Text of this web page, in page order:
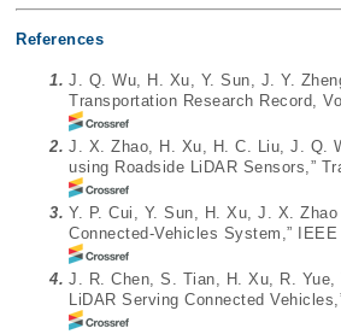
References
1. J. Q. Wu, H. Xu, Y. Sun, J. Y.
Transportation Research Record,
2. J. X. Zhao, H. Xu, H. C. Liu, J. Q.
using Roadside LiDAR Sensors,”
3. Y. P. Cui, Y. Sun, H. Xu, J. X.
Connected-Vehicles System,”
4. J. R. Chen, S. Tian, H. Xu, R. Yue,
LiDAR Serving Connected